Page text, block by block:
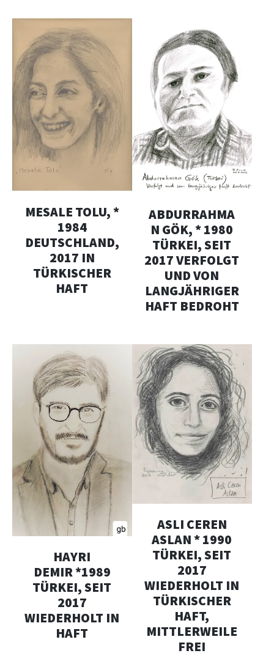
MESALE TOLU, *
1984
DEUTSCHLAND,
2017 IN
TÜRKISCHER
HAFT
ABDURRAHMA
N GÖK, * 1980
TÜRKEI, SEIT
2017 VERFOLGT
UND VON
LANGJÄHRIGER
HAFT BEDROHT
HAYRI
DEMIR *1989
TÜRKEI, SEIT
2017
WIEDERHOLT IN
HAFT
ASLI CEREN
ASLAN * 1990
TÜRKEI, SEIT
2017
WIEDERHOLT IN
TÜRKISCHER
HAFT,
MITTLERWEILE
FREI